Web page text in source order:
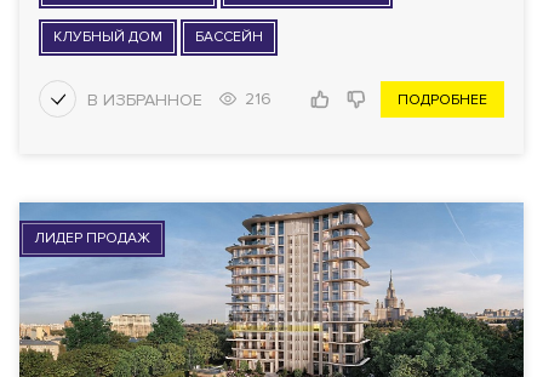
КЛУБНЫЙ ДОМ БАССЕЙН
216 ПОДРОБНЕЕ
ЛИДЕР ПРОДАЖ